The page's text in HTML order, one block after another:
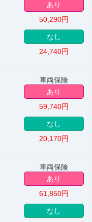
あり
50,290円
なし
24,740円
車両保険
あり
59,740円
なし
20,170円
車両保険
あり
61,850円
なし